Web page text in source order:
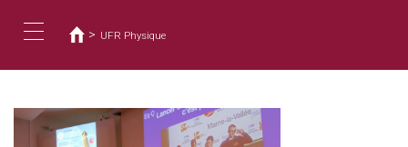
contenu
navigation
êtes
ici
> UFR Physique